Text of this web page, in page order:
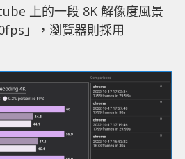
上的一段 8K 解像度風景
」，瀏覽器則採用